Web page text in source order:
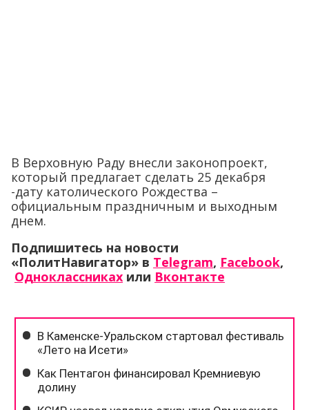
В Верховную Раду внесли законопроект,
который предлагает сделать 25 декабря
-дату католического Рождества –
официальным праздничным и выходным
днем.
Подпишитесь на новости
«ПолитНавигатор» в Telegram, Facebook,
Одноклассниках или Вконтакте